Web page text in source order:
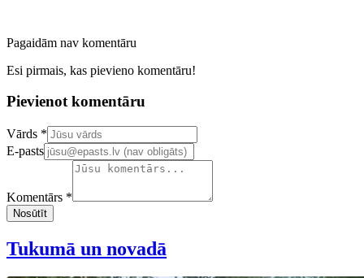
Pagaidām nav komentāru
Esi pirmais, kas pievieno komentāru!
Pievienot komentāru
Confirm your email address
Vārds *
E-pasts
Komentārs *
Nosūtīt
Tukumā un novadā